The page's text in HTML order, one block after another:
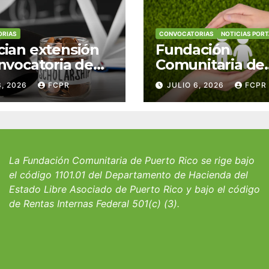
extensión
de
del Fondo
William J.
2026 FCPR
CONVOCATORIAS NOTICIAS
Fundación
Comunitaria de
Puerto Rico y la
familia Suárez-
albergues
JULIO 6, 2026 FCPR
La Fundación Comunitaria de Puerto Rico se rige bajo
el código 1101.01 del Departamento de Hacienda del
Estado Libre Asociado de Puerto Rico y bajo el código
de Rentas Internas Federal 501(c) (3).